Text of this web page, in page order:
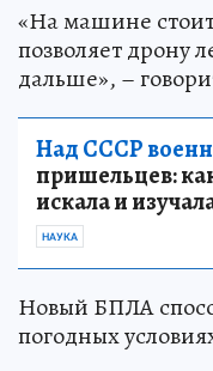
«На машине
позволяет дрону
дальше», –
Над СССР
пришельцев:
искала и
НАУКА
Новый БПЛА
погодных